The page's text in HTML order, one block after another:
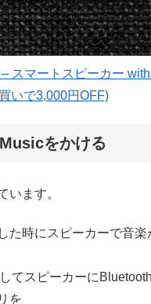
スマートスピーカー
いで3,000円OFF)
をかける
います。
た時にスピーカーで音楽
てスピーカーに
を